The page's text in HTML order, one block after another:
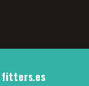
fitters.es